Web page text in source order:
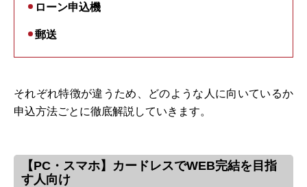
ローン申込機
郵送
それぞれ特徴が違うため、どのような人に向いているか
申込方法ごとに徹底解説していきます。
【PC・スマホ】カードレスでWEB完結を目指
す人向け